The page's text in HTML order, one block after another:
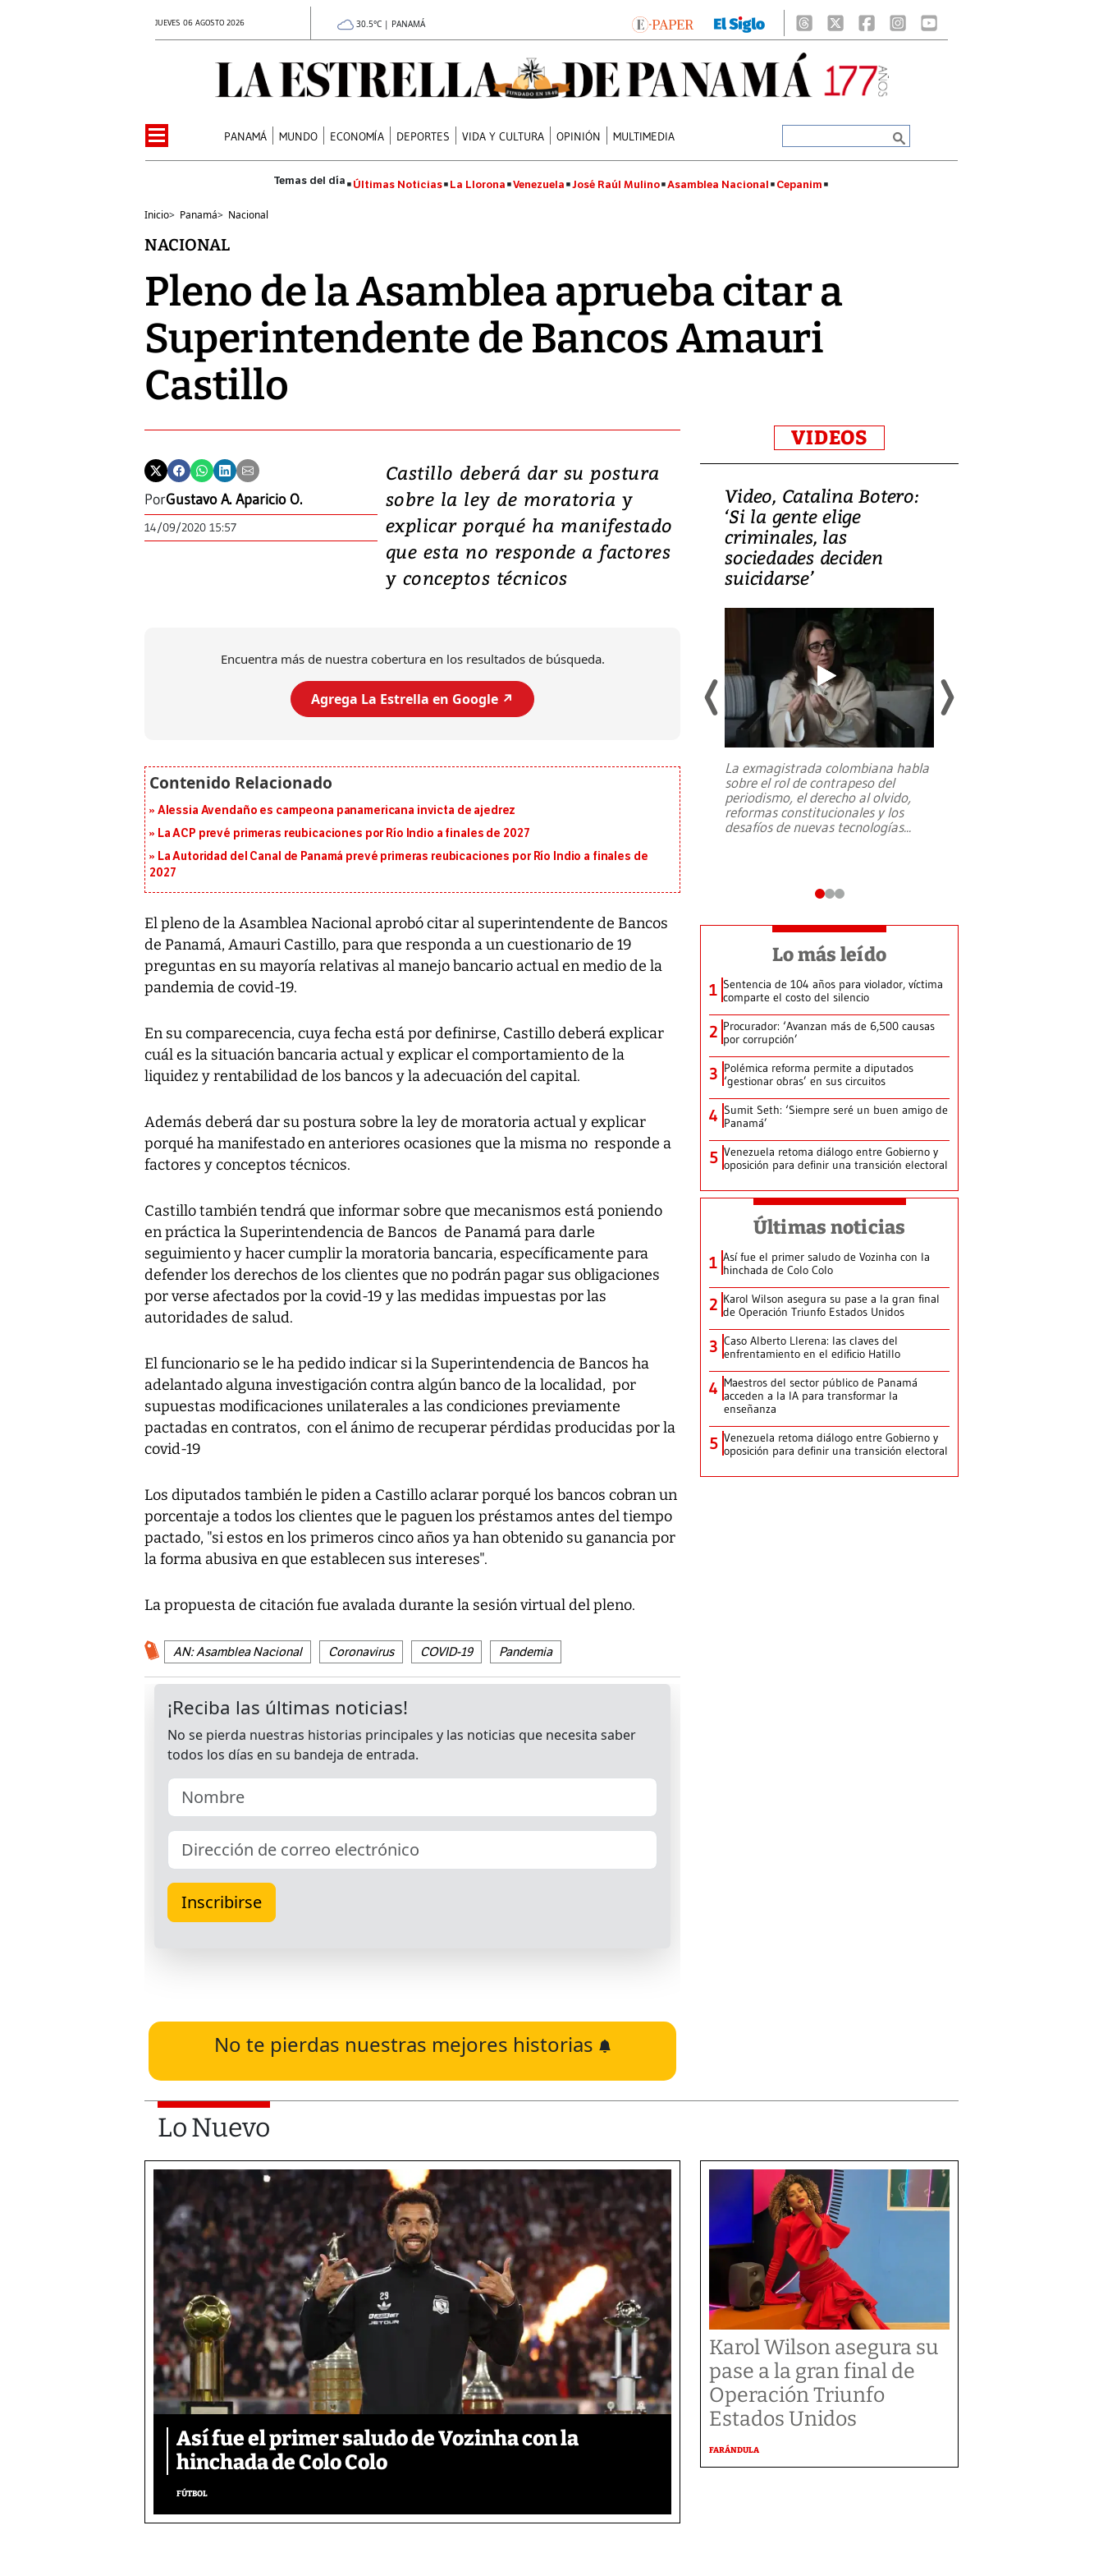
JUEVES 06 AGOSTO 2026 30.5°C | PANAMÁ
PANAMÁ MUNDO ECONOMÍA DEPORTES VIDA Y CULTURA OPINIÓN MULTIMEDIA
Últimas Noticias La Llorona Venezuela José Raúl Mulino Asamblea Nacional Cepanim
Inicio> Panamá> Nacional
NACIONAL
Pleno de la Asamblea aprueba citar a
Superintendente de Bancos Amauri
Castillo
PorGustavo A. Aparicio O.
14/09/2020 15:57
Castillo deberá dar su postura
sobre la ley de moratoria y
explicar porqué ha manifestado
que esta no responde a factores
y conceptos técnicos​
Encuentra más de nuestra cobertura en los resultados de búsqueda.
Agrega La Estrella en Google ↗️
Alessia Avendaño es campeona panamericana invicta de ajedrez
La ACP prevé primeras reubicaciones por Río Indio a finales de 2027
La Autoridad del Canal de Panamá prevé primeras reubicaciones por Río Indio a finales de
2027
El pleno de la Asamblea Nacional aprobó citar al superintendente de Bancos
de Panamá, Amauri Castillo, para que responda a un cuestionario de 19
preguntas en su mayoría relativas al manejo bancario actual en medio de la
pandemia de covid-19.
En su comparecencia, cuya fecha está por definirse, Castillo deberá explicar
cuál es la situación bancaria actual y explicar el comportamiento de la
liquidez y rentabilidad de los bancos y la adecuación del capital.
Además deberá dar su postura sobre la ley de moratoria actual y explicar
porqué ha manifestado en anteriores ocasiones que la misma no responde a
factores y conceptos técnicos.
Castillo también tendrá que informar sobre que mecanismos está poniendo
en práctica la Superintendencia de Bancos de Panamá para darle
seguimiento y hacer cumplir la moratoria bancaria, específicamente para
defender los derechos de los clientes que no podrán pagar sus obligaciones
por verse afectados por la covid-19 y las medidas impuestas por las
autoridades de salud.
El funcionario se le ha pedido indicar si la Superintendencia de Bancos ha
adelantado alguna investigación contra algún banco de la localidad, por
supuestas modificaciones unilaterales a las condiciones previamente
pactadas en contratos, con el ánimo de recuperar pérdidas producidas por la
covid-19
Los diputados también le piden a Castillo aclarar porqué los bancos cobran un
porcentaje a todos los clientes que le paguen los préstamos antes del tiempo
pactado, "si estos en los primeros cinco años ya han obtenido su ganancia por
la forma abusiva en que establecen sus intereses".
La propuesta de citación fue avalada durante la sesión virtual del pleno.
AN: Asamblea Nacional Coronavirus COVID-19 Pandemia
No te pierdas nuestras mejores historias
VIDEOS
Video, Japón: Terremoto
deja heridos y graves
daños en Kumamoto
al sur de Japón, provocando una
Video, Catalina Botero:
‘Si la gente elige
criminales, las
sociedades deciden
suicidarse’
La exmagistrada colombiana habla
sobre el rol de contrapeso del
periodismo, el derecho al olvido,
reformas constitucionales y los
desafíos de nuevas tecnologías...
Lo más leído
1 Sentencia de 104 años para violador, víctima
comparte el costo del silencio
2 Procurador: ‘Avanzan más de 6,500 causas
por corrupción’
3 Polémica reforma permite a diputados
‘gestionar obras’ en sus circuitos
4 Sumit Seth: ‘Siempre seré un buen amigo de
Panamá’
5 Venezuela retoma diálogo entre Gobierno y
oposición para definir una transición electoral
Últimas noticias
1 Así fue el primer saludo de Vozinha con la
hinchada de Colo Colo
2 Karol Wilson asegura su pase a la gran final
de Operación Triunfo Estados Unidos
3 Caso Alberto Llerena: las claves del
enfrentamiento en el edificio Hatillo
4 Maestros del sector público de Panamá
acceden a la IA para transformar la
enseñanza
5 Venezuela retoma diálogo entre Gobierno y
oposición para definir una transición electoral
Lo Nuevo
Así fue el primer saludo de Vozinha con la
hinchada de Colo Colo
FÚTBOL
Karol Wilson asegura su
pase a la gran final de
Operación Triunfo
Estados Unidos
FARÁNDULA